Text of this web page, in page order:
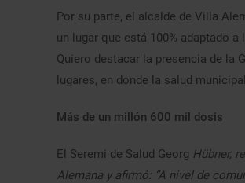
Por su parte, el alcalde de Villa
un lugar que está 100% adaptado
Quiero destacar la presencia de la
lugares, en donde la salud
Más de un millón 600 mil dosis
El Seremi de Salud Georg Hübner,
Alemana y afirmó: “A nivel de